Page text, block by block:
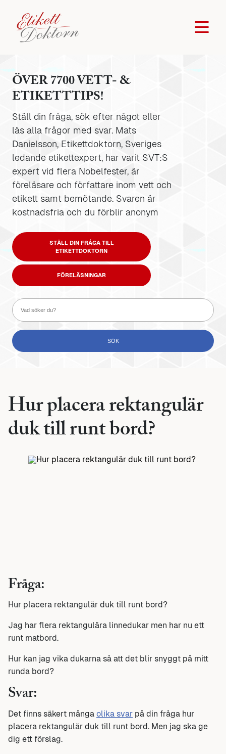
ÖVER 7700 VETT- &
ETIKETTTIPS!
Ställ din fråga, sök efter något eller
läs alla frågor med svar. Mats
Danielsson, Etikettdoktorn, Sveriges
ledande etikettexpert, har varit SVT:S
expert vid flera Nobelfester, är
föreläsare och författare inom vett och
etikett samt bemötande. Svaren är
kostnadsfria och du förblir anonym
STÄLL DIN FRÅGA TILL
ETIKETTDOKTORN
FÖRELÄSNINGAR
Hur placera rektangulär
duk till runt bord?
Fråga:
Hur placera rektangulär duk till runt bord?
Jag har flera rektangulära linnedukar men har nu ett
runt matbord.
Hur kan jag vika dukarna så att det blir snyggt på mitt
runda bord?
Svar:
Det finns säkert många olika svar på din fråga hur
placera rektangulär duk till runt bord. Men jag ska ge
dig ett förslag.